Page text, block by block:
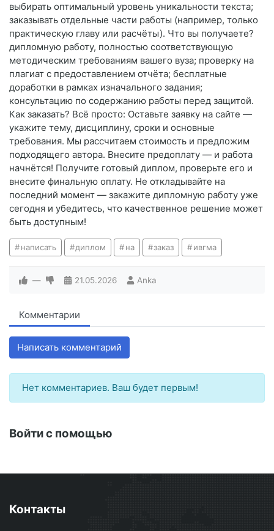
выбирать оптимальный уровень уникальности текста;
заказывать отдельные части работы (например, только
практическую главу или расчёты). Что вы получаете?
дипломную работу, полностью соответствующую
методическим требованиям вашего вуза; проверку на
плагиат с предоставлением отчёта; бесплатные
доработки в рамках изначального задания;
консультацию по содержанию работы перед защитой.
Как заказать? Всё просто: Оставьте заявку на сайте —
укажите тему, дисциплину, сроки и основные
требования. Мы рассчитаем стоимость и предложим
подходящего автора. Внесите предоплату — и работа
начнётся! Получите готовый диплом, проверьте его и
внесите финальную оплату. Не откладывайте на
последний момент — закажите дипломную работу уже
сегодня и убедитесь, что качественное решение может
быть доступным!
написать диплом на заказ ивгма
— 21.05.2026 Anka
Комментарии
Написать комментарий
Нет комментариев. Ваш будет первым!
Войти с помощью
Контакты